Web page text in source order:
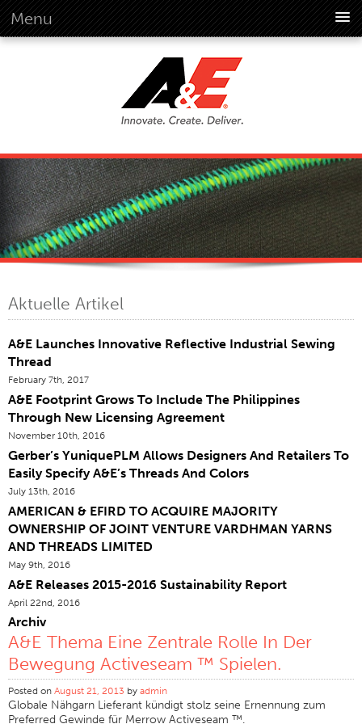
Menu
Global Standards
Übersicht
Kundenversprechen
Quality Business Culture
Nachhaltigkeit Im Umweltschutz
Verhaltenskodex
Zertifizierungen
Global Locations
Produkte & Marken
Überblick
Industrielle Sewing Thread
Marke
Thema Bau
Anwendung
Stickgarn
Marke
Fasertyp
Verteiler
Technische Textilien
Aktuelle Artikel
A&E Launches Innovative Reflective Industrial Sewing
Thread
February 7th, 2017
A&E Footprint Grows To Include The Philippines
Through New Licensing Agreement
November 10th, 2016
Gerber’s YuniquePLM Allows Designers And Retailers To
Easily Specify A&E’s Threads And Colors
July 13th, 2016
AMERICAN & EFIRD TO ACQUIRE MAJORITY
OWNERSHIP OF JOINT VENTURE VARDHMAN YARNS
AND THREADS LIMITED
May 9th, 2016
A&E Releases 2015-2016 Sustainability Report
April 22nd, 2016
Archiv
A&E Thema Eine Zentrale Rolle In Der
Bewegung Activeseam ™ Spielen.
Posted on August 21, 2013 by admin
Globale Nähgarn Lieferant kündigt stolz seine Ernennung zum
Preferred Gewinde für Merrow Activeseam ™.